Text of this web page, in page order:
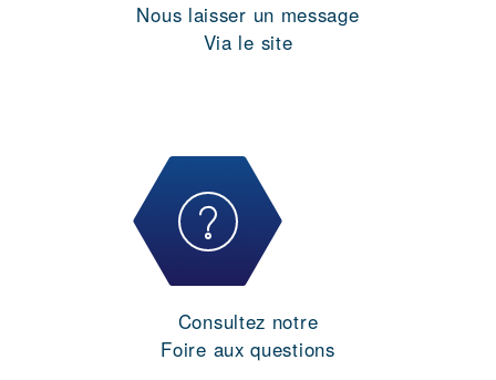
Nous laisser un message
Via le site
Consultez notre
Foire aux questions